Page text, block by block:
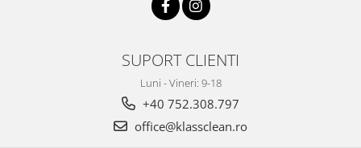
SUPORT CLIENTI
Luni - Vineri: 9-18
+40 752.308.797
office@klassclean.ro